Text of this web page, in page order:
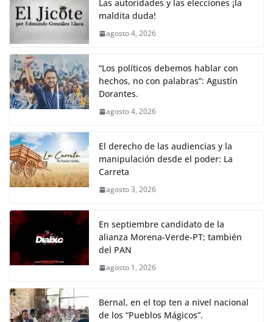
k
Las autoridades y las elecciones ¡la
maldita duda!
agosto 4, 2026
“Los políticos debemos hablar con
hechos, no con palabras”: Agustín
Dorantes.
agosto 4, 2026
El derecho de las audiencias y la
manipulación desde el poder: La
Carreta
agosto 3, 2026
En septiembre candidato de la
alianza Morena-Verde-PT; también
del PAN
agosto 1, 2026
Bernal, en el top ten a nivel nacional
de los “Pueblos Mágicos”.